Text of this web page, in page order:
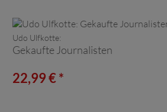
Udo Ulfkotte:
Gekaufte Journalisten
22,99 € *